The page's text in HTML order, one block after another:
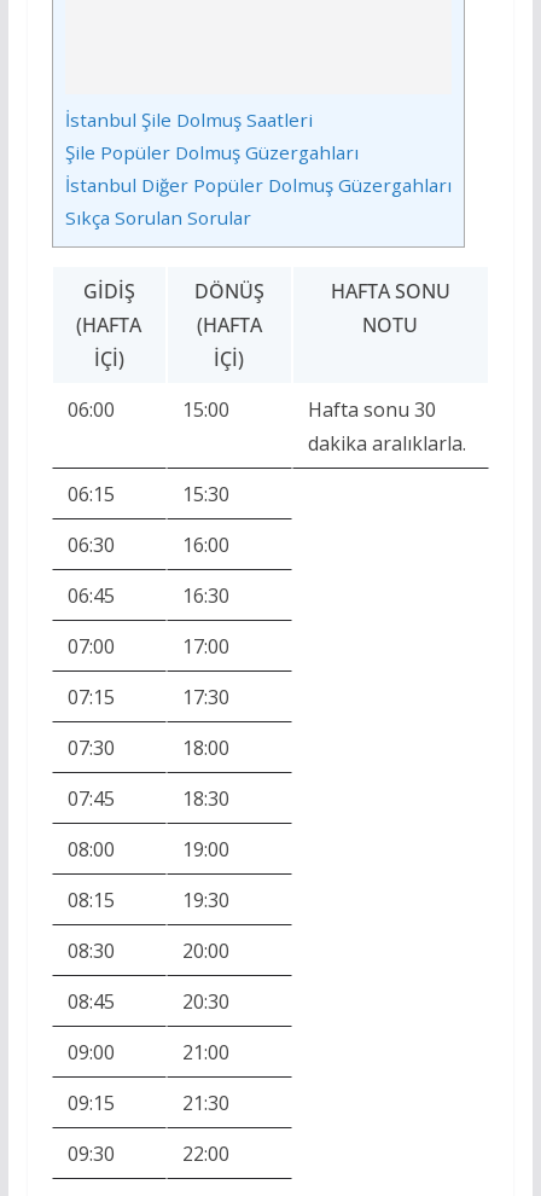
İstanbul Şile Dolmuş Saatleri
Şile Popüler Dolmuş Güzergahları
İstanbul Diğer Popüler Dolmuş Güzergahları
Sıkça Sorulan Sorular
GIDIŞ
(HAFTA
İÇI)
DÖNÜŞ
(HAFTA
İÇI)
HAFTA SONU
NOTU
06:00 15:00
Hafta sonu 30
dakika aralıklarla.
06:15
15:30
06:30
16:00
06:45
16:30
07:00
17:00
07:15
17:30
07:30
18:00
07:45
18:30
08:00
19:00
08:15
19:30
08:30
20:00
08:45
20:30
09:00
21:00
09:15
21:30
09:30
22:00